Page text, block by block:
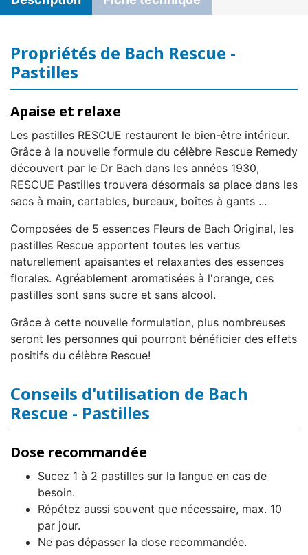
Propriétés de Bach Rescue -
Pastilles
Apaise et relaxe
Les pastilles RESCUE restaurent le bien-être intérieur.
Grâce à la nouvelle formule du célèbre Rescue Remedy
découvert par le Dr Bach dans les années 1930,
RESCUE Pastilles trouvera désormais sa place dans les
sacs à main, cartables, bureaux, boîtes à gants ...
Composées de 5 essences Fleurs de Bach Original, les
pastilles Rescue apportent toutes les vertus
naturellement apaisantes et relaxantes des essences
florales. Agréablement aromatisées à l'orange, ces
pastilles sont sans sucre et sans alcool.
Grâce à cette nouvelle formulation, plus nombreuses
seront les personnes qui pourront bénéficier des effets
positifs du célèbre Rescue!
Conseils d'utilisation de Bach
Rescue - Pastilles
Dose recommandée
Sucez 1 à 2 pastilles sur la langue en cas de
besoin.
Répétez aussi souvent que nécessaire, max. 10
par jour.
Ne pas dépasser la dose recommandée.